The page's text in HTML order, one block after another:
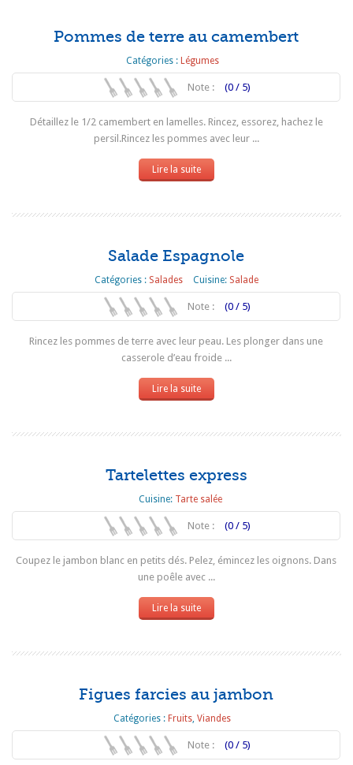
Pommes de terre au camembert
Catégories : Légumes
Note : (0 / 5)
Détaillez le 1/2 camembert en lamelles. Rincez, essorez, hachez le
persil.Rincez les pommes avec leur ...
Lire la suite
Salade Espagnole
Catégories : Salades Cuisine: Salade
Note : (0 / 5)
Rincez les pommes de terre avec leur peau. Les plonger dans une
casserole d’eau froide ...
Lire la suite
Tartelettes express
Cuisine: Tarte salée
Note : (0 / 5)
Coupez le jambon blanc en petits dés. Pelez, émincez les oignons. Dans
une poêle avec ...
Lire la suite
Figues farcies au jambon
Catégories :Fruits ,Viandes
Note : (0 / 5)